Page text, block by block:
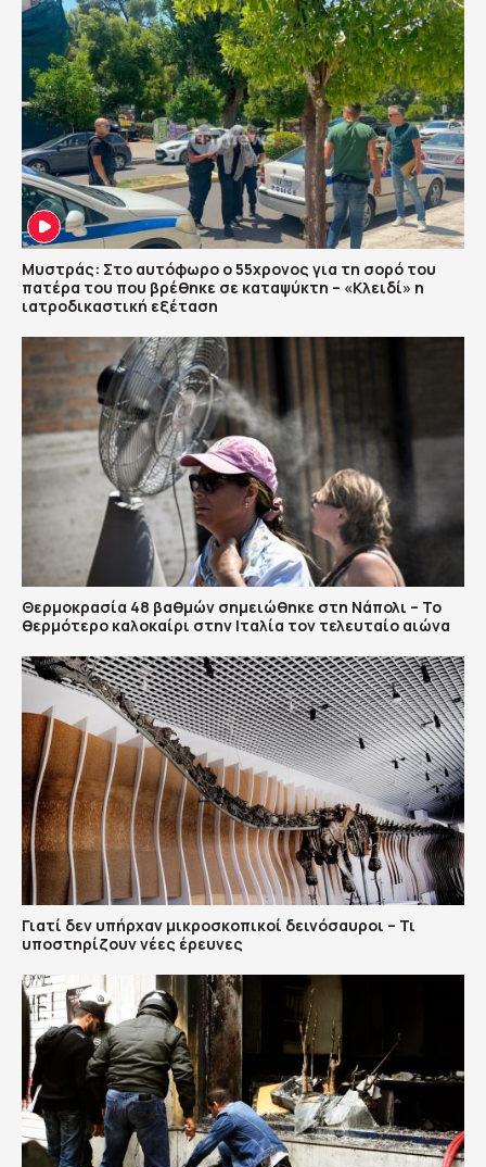
Μυστράς: Στο αυτόφωρο ο 55χρονος για τη σορό του
πατέρα του που βρέθηκε σε καταψύκτη – «Κλειδί» η
ιατροδικαστική εξέταση
Θερμοκρασία 48 βαθμών σημειώθηκε στη Νάπολι – Το
θερμότερο καλοκαίρι στην Ιταλία τον τελευταίο αιώνα
Γιατί δεν υπήρχαν μικροσκοπικοί δεινόσαυροι – Τι
υποστηρίζουν νέες έρευνες